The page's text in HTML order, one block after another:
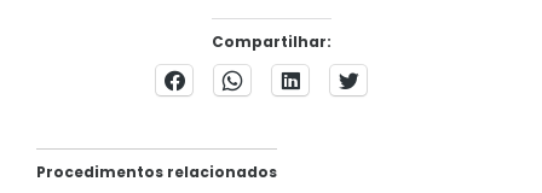
Compartilhar:
Procedimentos relacionados